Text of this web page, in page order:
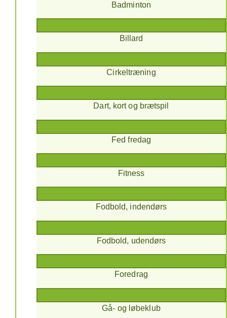
Badminton
Billard
Cirkeltræning
Dart, kort og brætspil
Fed fredag
Fitness
Fodbold, indendørs
Fodbold, udendørs
Foredrag
Gå- og løbeklub